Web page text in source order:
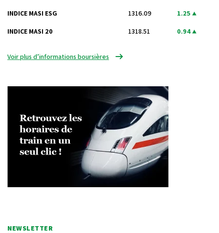
INDICE MASI ESG 1316.09 1.25
INDICE MASI 20 1318.51 0.94
Voir plus d’informations boursières
NEWSLETTER